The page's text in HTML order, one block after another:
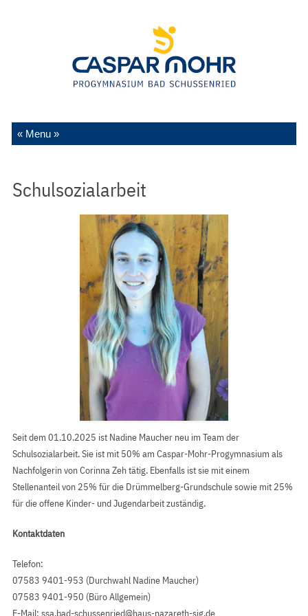
Zum Inhalt springen
Schulsozialarbeit
Seit dem 01.10.2025 ist Nadine Maucher neu im Team der
Schulsozialarbeit. Sie ist mit 50% am Caspar-Mohr-Progymnasium als
Nachfolgerin von Corinna Zeh tätig. Ebenfalls ist sie mit einem
Stellenanteil von 25% für die Drümmelberg-Grundschule sowie mit 25%
für die offene Kinder- und Jugendarbeit zuständig.
Kontaktdaten
Telefon:
07583 9401-953 (Durchwahl Nadine Maucher)
07583 9401-950 (Büro Allgemein)
E-Mail: ssa.bad-schussenried@haus-nazareth-sig.de